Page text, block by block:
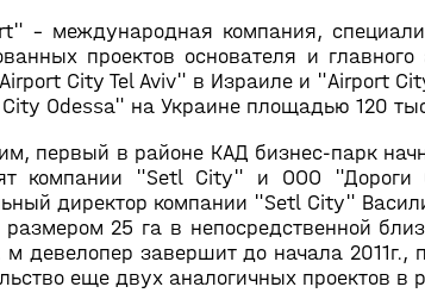
– международная компания,
проектов основателя и
City Tel Aviv" в Израиле и "Airport
Odessa" на Украине площадью 120
первый в районе КАД бизнес-парк
компании "Setl City" и ООО "Дороги
директор компании "Setl City"
размером 25 га в непосредственной
девелопер завершит до начала 2011г.,
еще двух аналогичных проектов в